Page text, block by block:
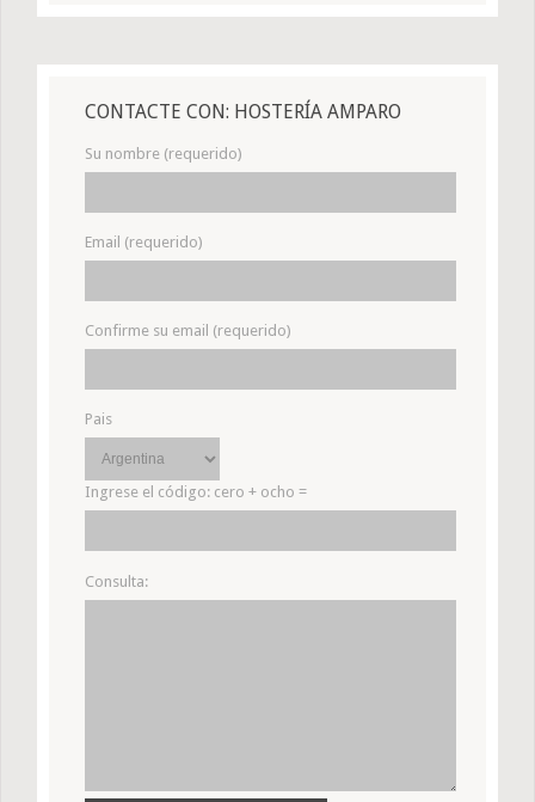
CONTACTE CON: HOSTERÍA AMPARO
Su nombre (requerido)
Email (requerido)
Confirme su email (requerido)
Pais
Ingrese el código: cero + ocho =
Consulta: